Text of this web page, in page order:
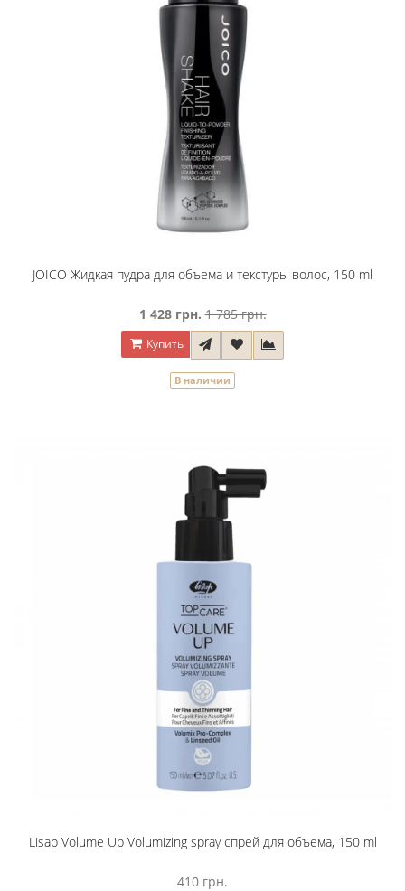
JOICO Жидкая пудра для объема и текстуры волос, 150 ml
1 428 грн. 1 785 грн.
Купить
В наличии
Lisap Volume Up Volumizing spray спрей для объема, 150 ml
410 грн.